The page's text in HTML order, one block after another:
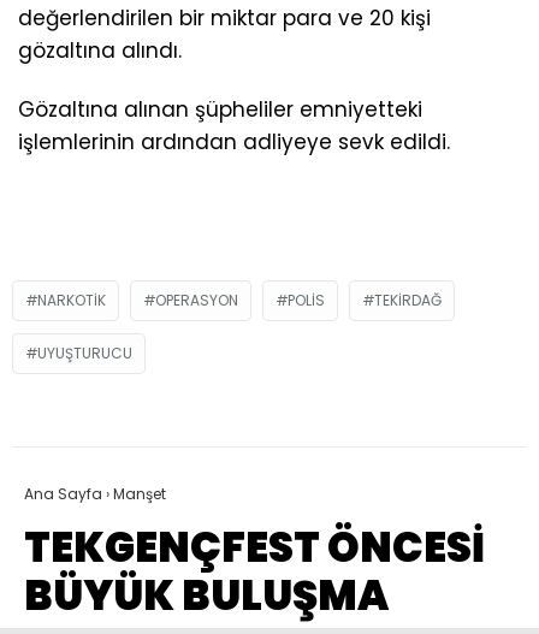
değerlendirilen bir miktar para ve 20 kişi
gözaltına alındı.
Gözaltına alınan şüpheliler emniyetteki
işlemlerinin ardından adliyeye sevk edildi.
NARKOTIK OPERASYON POLIS TEKIRDAĞ
UYUŞTURUCU
Ana Sayfa ›Manşet
TEKGENÇFEST ÖNCESİ
BÜYÜK BULUŞMA